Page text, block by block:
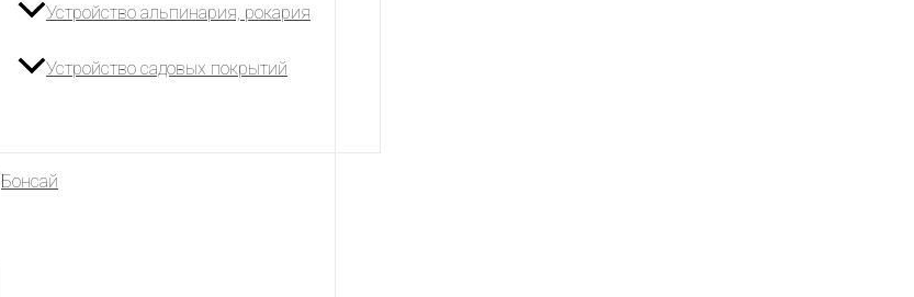
Устройство альпинария, рокария
Устройство садовых покрытий
Бонсай